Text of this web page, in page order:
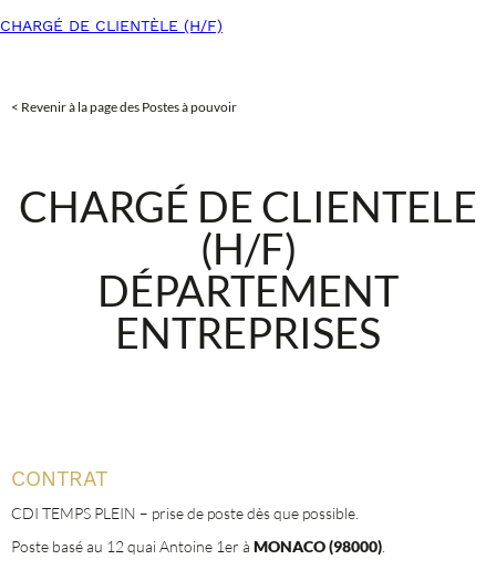
CHARGÉ DE CLIENTÈLE (H/F)
< Revenir à la page des Postes à pouvoir
CHARGÉ DE CLIENTELE
(H/F)
DÉPARTEMENT
ENTREPRISES
CONTRAT
CDI TEMPS PLEIN – prise de poste dès que possible.
Poste basé au 12 quai Antoine 1er à MONACO(98000)